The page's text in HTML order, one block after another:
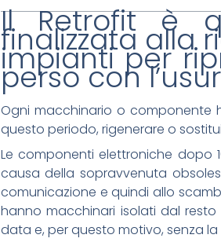
Il Retrofit è
finalizzata alla
impianti per
perso con
Ogni macchinario o componente
questo periodo, rigenerare o
Le componenti elettroniche dopo
causa della sopravvenuta
comunicazione e quindi allo
hanno macchinari isolati dal
data e, per questo motivo, senza